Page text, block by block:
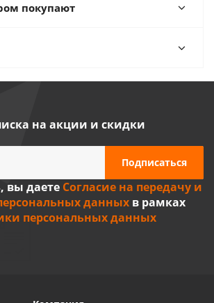
покупают
на акции и скидки
вы даете Согласие на передачу и
данныхв рамках
персональных данных